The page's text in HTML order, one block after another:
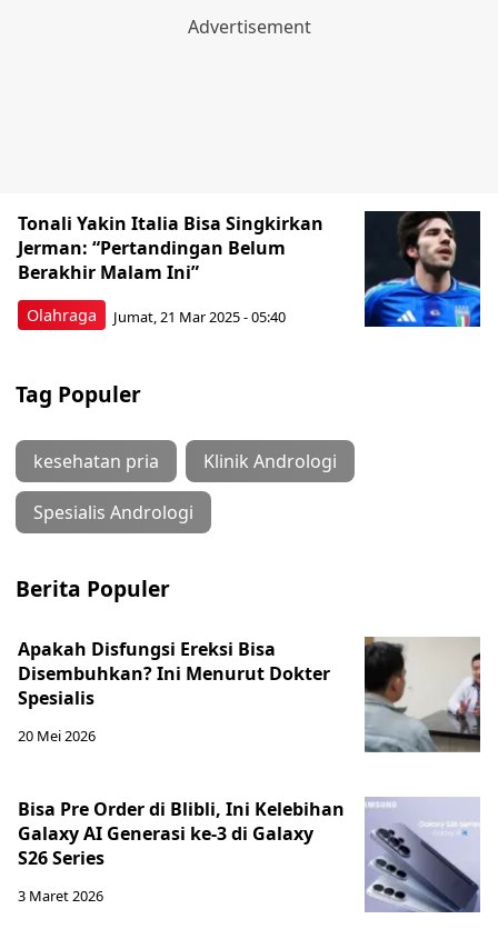
Olahraga
Tonali Yakin Italia Bisa Singkirkan
Jerman: “Pertandingan Belum
Berakhir Malam Ini”
Jumat, 21 Mar 2025 - 05:40
Tag Populer
kesehatan pria Klinik Andrologi
Spesialis Andrologi
Berita Populer
Apakah Disfungsi Ereksi Bisa
Disembuhkan? Ini Menurut Dokter
Spesialis
20 Mei 2026
Bisa Pre Order di Blibli, Ini Kelebihan
Galaxy AI Generasi ke-3 di Galaxy
S26 Series
3 Maret 2026